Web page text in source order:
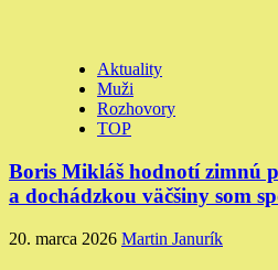
Aktuality
Muži
Rozhovory
TOP
Boris Mikláš hodnotí zimnú
a dochádzkou väčšiny som
20. marca 2026 Martin Janurík